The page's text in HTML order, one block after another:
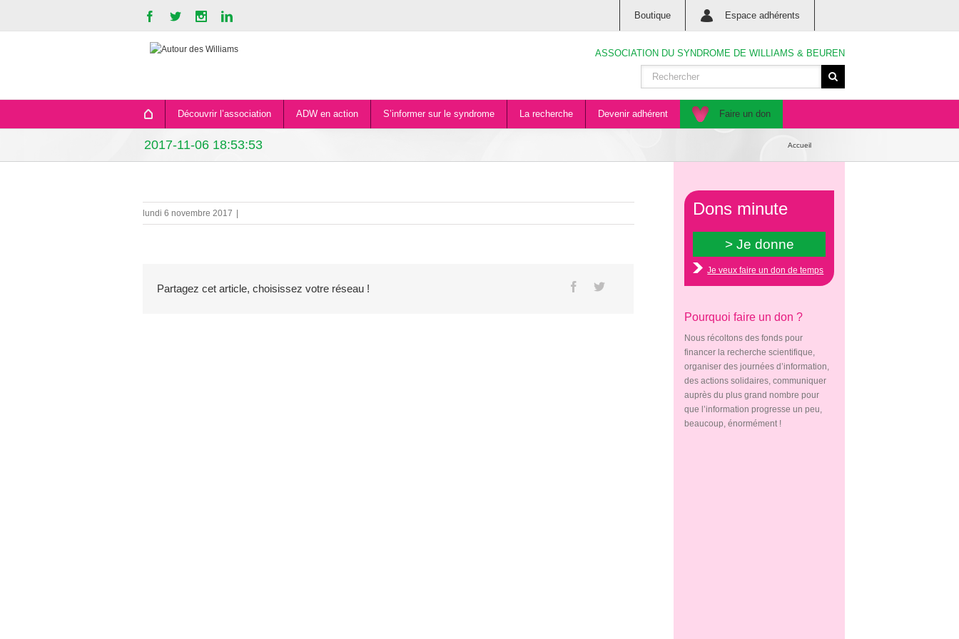
Boutique Espace adhérents
ASSOCIATION DU SYNDROME DE WILLIAMS & BEUREN
Découvrir l’association ADW en action S’informer sur le syndrome La recherche Devenir adhérent Faire un don
2017-11-06 18:53:53 Accueil
lundi 6 novembre 2017
Partagez cet article, choisissez votre réseau !
Dons minute
Je veux faire un don de temps
Pourquoi faire un don ?
Nous récoltons des fonds pour
financer la recherche scientifique,
organiser des journées d’information,
des actions solidaires, communiquer
auprès du plus grand nombre pour
que l’information progresse un peu,
beaucoup, énormément !